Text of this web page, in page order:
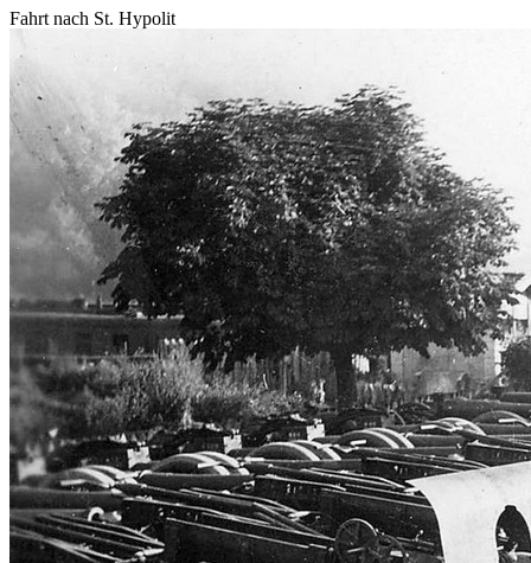
Fahrt nach St. Hypolit